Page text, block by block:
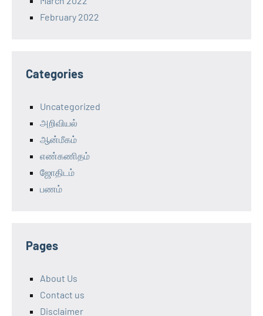
February 2022
Categories
Uncategorized
அறிவியல்
ஆன்மீகம்
எண்கணிதம்
ஜோதிடம்
பணம்
Pages
About Us
Contact us
Disclaimer